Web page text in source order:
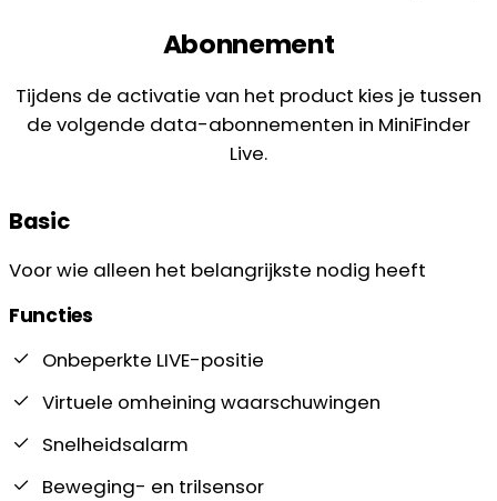
Abonnement
Tijdens de activatie van het product kies je tussen
de volgende data-abonnementen in MiniFinder
Live.
Basic
Voor wie alleen het belangrijkste nodig heeft
Functies
Onbeperkte LIVE-positie
Virtuele omheining waarschuwingen
Snelheidsalarm
Beweging- en trilsensor